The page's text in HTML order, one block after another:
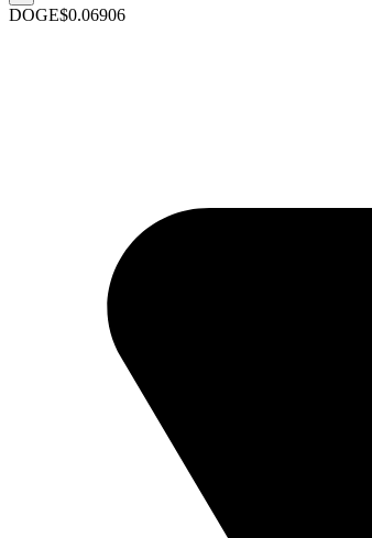
DOGE$0.06906